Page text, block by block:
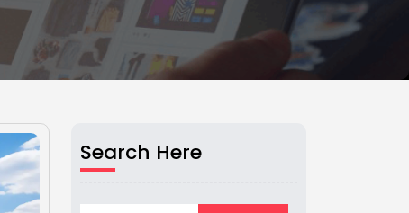
Search Here